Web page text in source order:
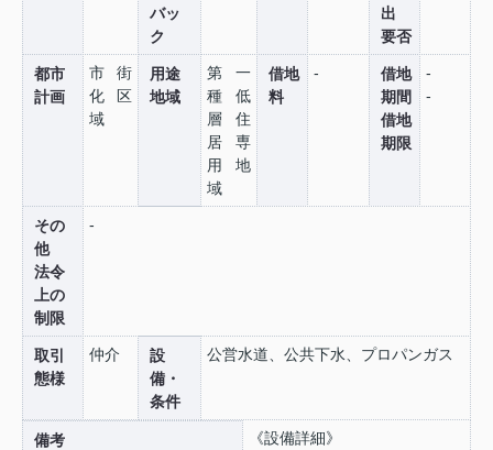
バッ
ク
出
要否
都市
計画
市街
化区
域
用途
地域
第一
種低
層住
居専
用地
域
借地
料
-
借地
期間
借地
期限
-
-
その
他
法令
上の
制限
-
取引
態様
仲介
設
備・
条件
公営水道、公共下水、プロパンガス
備考
《設備詳細》